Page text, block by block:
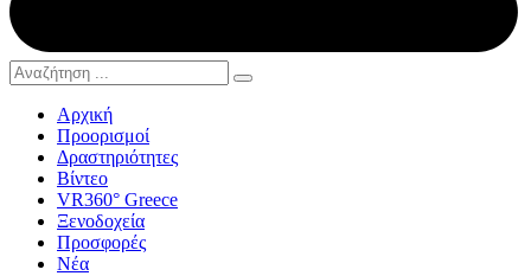
Αρχική
Προορισμοί
Δραστηριότητες
Βίντεο
VR360° Greece
Ξενοδοχεία
Προσφορές
Νέα